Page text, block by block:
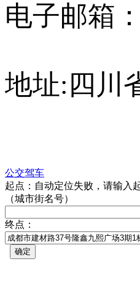
电子邮箱：
地址: 四川